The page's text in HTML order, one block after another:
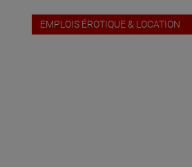
EMPLOIS ÉROTIQUE & LOCATION